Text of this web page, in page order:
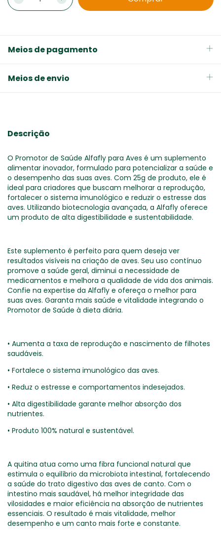
Meios de pagamento
Meios de envio
Descrição
O Promotor de Saúde Alfafly para Aves é um suplemento
alimentar inovador, formulado para potencializar a saúde e
o desempenho das suas aves. Com 25g de produto, ele é
ideal para criadores que buscam melhorar a reprodução,
fortalecer o sistema imunológico e reduzir o estresse das
aves. Utilizando biotecnologia avançada, a Alfafly oferece
um produto de alta digestibilidade e sustentabilidade.
Este suplemento é perfeito para quem deseja ver
resultados visíveis na criação de aves. Seu uso contínuo
promove a saúde geral, diminui a necessidade de
medicamentos e melhora a qualidade de vida dos animais.
Confie na expertise da Alfafly e ofereça o melhor para
suas aves. Garanta mais saúde e vitalidade integrando o
Promotor de Saúde à dieta diária.
• Aumenta a taxa de reprodução e nascimento de filhotes
saudáveis.
• Fortalece o sistema imunológico das aves.
• Reduz o estresse e comportamentos indesejados.
• Alta digestibilidade garante melhor absorção dos
nutrientes.
• Produto 100% natural e sustentável.
A quitina atua como uma fibra funcional natural que
estimula o equilíbrio da microbiota intestinal, fortalecendo
a saúde do trato digestivo das aves de canto. Com o
intestino mais saudável, há melhor integridade das
vilosidades e maior eficiência na absorção de nutrientes
essenciais. O resultado é mais vitalidade, melhor
desempenho e um canto mais forte e constante.